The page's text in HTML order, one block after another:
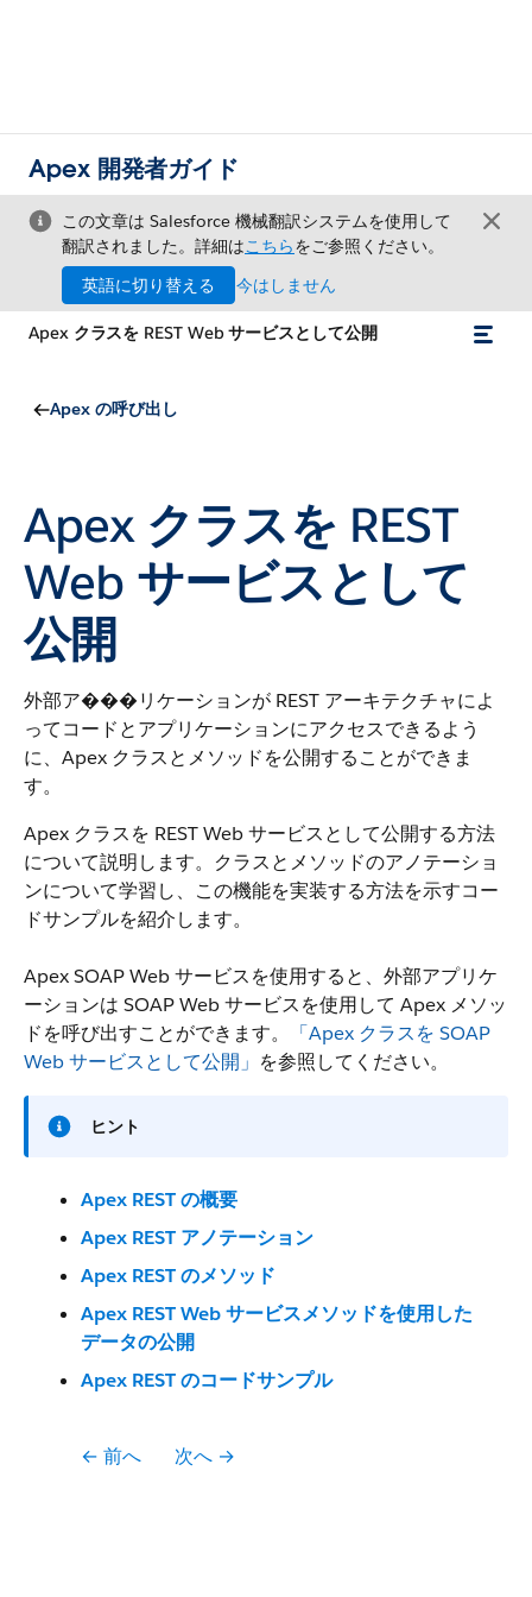
Apex 開発者ガイド
この文章は Salesforce 機械翻訳システムを使用して
翻訳されました。詳細はこちらをご参照ください。
英語に切り替える
今はしません
Apex クラスを REST Web サービスとして公開
Apex の呼び出し
Apex クラスを REST
Web サービスとして
公開
外部ア���リケーションが REST アーキテクチャによ
ってコードとアプリケーションにアクセスできるよう
に、Apex クラスとメソッドを公開することができま
す。
Apex クラスを REST Web サービスとして公開する方法
について説明します。クラスとメソッドのアノテーショ
ンについて学習し、この機能を実装する方法を示すコー
ドサンプルを紹介します。
Apex SOAP Web サービスを使用すると、外部アプリケ
ーションは SOAP Web サービスを使用して Apex メソッ
ドを呼び出すことができます。
「Apex クラスを SOAP
Web サービスとして公開」 を参照してください。
ヒント
Apex REST の概要
Apex REST アノテーション
Apex REST のメソッド
Apex REST Web サービスメソッドを使用した
データの公開
Apex REST のコードサンプル
← 前へ 次へ →